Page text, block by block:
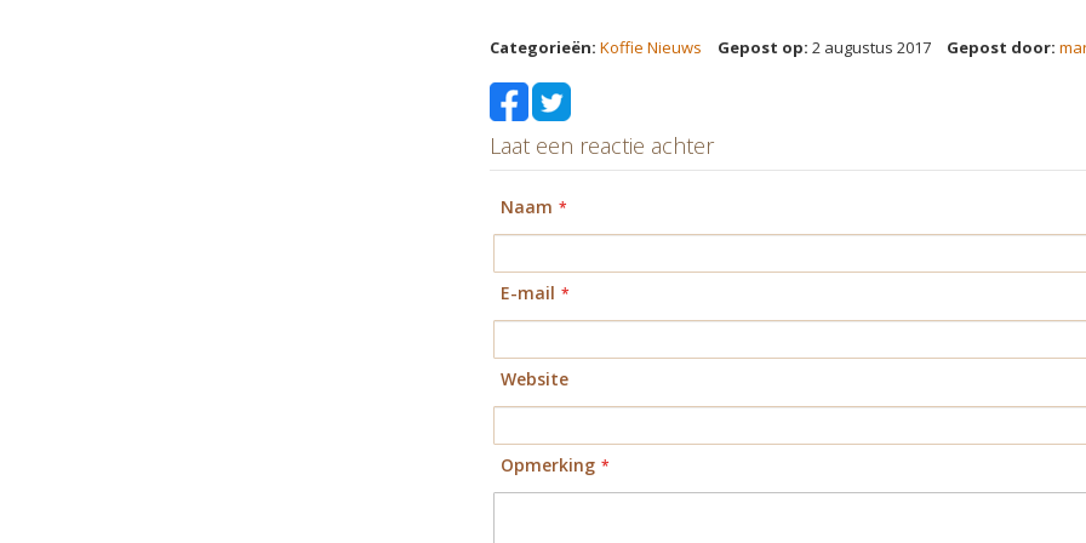
Categorieën: Koffie Nieuws Gepost op: 2 augustus 2017 Gepost door:
Laat een reactie achter
Naam
E-mail
Website
Opmerking